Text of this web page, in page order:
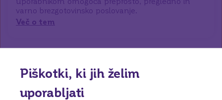
varno brezgotovinsko poslovanje.
Več o tem
Piškotki, ki jih želim
uporabljati